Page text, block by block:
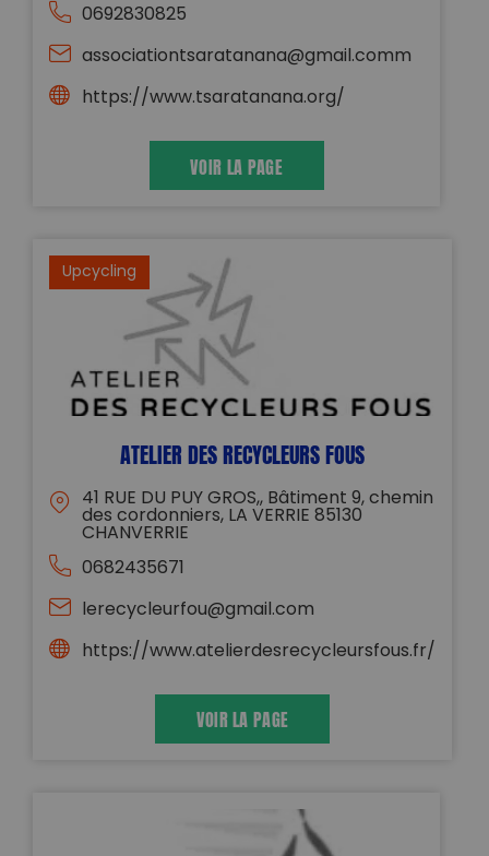
0692830825
associationtsaratanana@gmail.comm
https://www.tsaratanana.org/
VOIR LA PAGE
Upcycling
ATELIER DES RECYCLEURS FOUS
41 RUE DU PUY GROS,, Bâtiment 9, chemin
des cordonniers, LA VERRIE 85130
CHANVERRIE
0682435671
lerecycleurfou@gmail.com
https://www.atelierdesrecycleursfous.fr/
VOIR LA PAGE